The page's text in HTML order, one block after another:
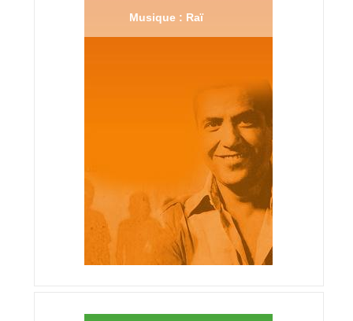
Musique : Raï